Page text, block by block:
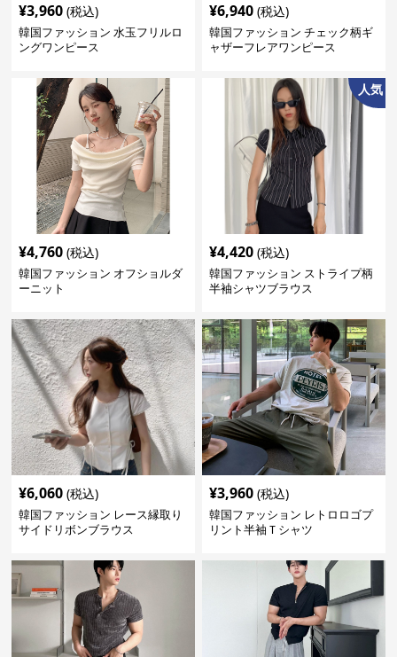
¥3,960 (税込)
韓国ファッション 水玉フリルロ
ングワンピース
¥6,940 (税込)
韓国ファッション チェック柄ギ
ャザーフレアワンピース
¥4,760 (税込)
韓国ファッション オフショルダ
ーニット
人気
¥4,420 (税込)
韓国ファッション ストライプ柄
半袖シャツブラウス
¥6,060 (税込)
韓国ファッション レース縁取り
サイドリボンブラウス
¥3,960 (税込)
韓国ファッション レトロロゴプ
リント半袖Ｔシャツ